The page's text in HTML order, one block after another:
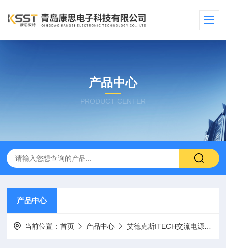
产品中心
PRODUCT CENTER
产品中心
当前位置：首页 产品中心 艾德克斯ITECH交流电源